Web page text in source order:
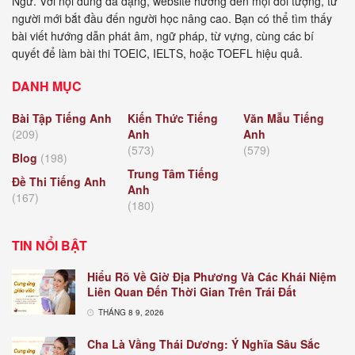
người mới bắt đầu đến người học nâng cao. Bạn có thể tìm thấy
bài viết hướng dẫn phát âm, ngữ pháp, từ vựng, cùng các bí
quyết để làm bài thi TOEIC, IELTS, hoặc TOEFL hiệu quả.
DANH MỤC
Bài Tập Tiếng Anh
(209)
Blog (198)
Đề Thi Tiếng Anh
(167)
Kiến Thức Tiếng
Anh
(573)
Trung Tâm Tiếng
Anh
(180)
Văn Mẫu Tiếng
Anh
(579)
TIN NỔI BẬT
Hiểu Rõ Về Giờ Địa Phương Và Các Khái Niệm
Liên Quan Đến Thời Gian Trên Trái Đất
THÁNG 8 9, 2026
Cha Là Vầng Thái Dương: Ý Nghĩa Sâu Sắc